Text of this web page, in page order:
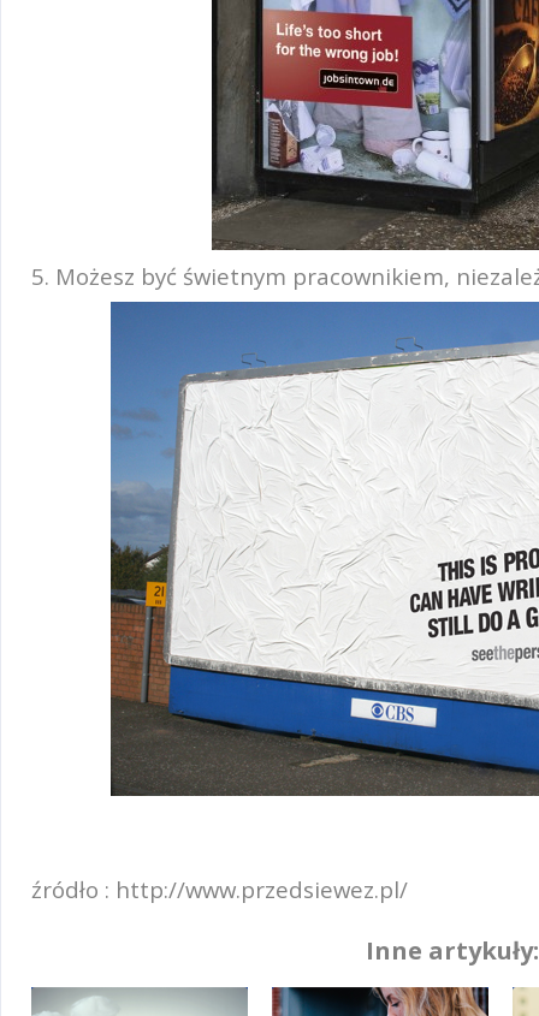
5. Możesz być świetnym pracownikiem,
źródło : http://www.przedsiewez.pl/
Inne artykuły: